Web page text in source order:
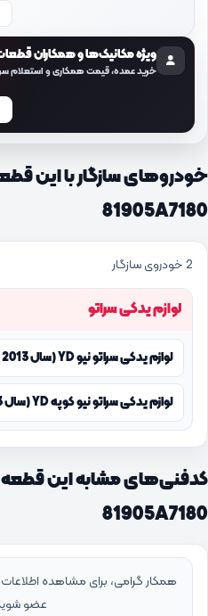
ویژه مکانیک‌ها و همکاران
خرید عمده، قیمت همکاری و استعلام
خودروهای سازگار با این
81905A7180
2 خودروی سازگار
لوازم یدکی سراتو
لوازم یدکی سراتو نیو YD (سال 2013 تا امروز)
لوازم یدکی سراتو نیو کوپه YD (سال 2013 تا امروز)
کدفنی‌های مشابه این قطعه
81905A7180
همکار گرامی، برای مشاهده
عضو